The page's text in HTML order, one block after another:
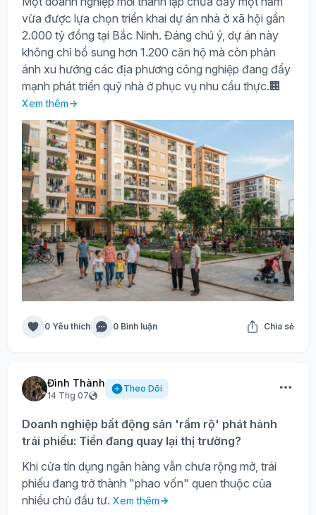
vừa được lựa chọn triển khai dự án nhà ở xã hội gần
2.000 tỷ đồng tại Bắc Ninh. Đáng chú ý, dự án này
không chỉ bổ sung hơn 1.200 căn hộ mà còn phản
ánh xu hướng các địa phương công nghiệp đang đẩy
mạnh phát triển quỹ nhà ở phục vụ nhu cầu thực.🏢
Xem thêm
0 Yêu thích 0 Bình luận Chia sẻ
Đình Thành
14 Thg 07
Theo Dõi
Doanh nghiệp bất động sản 'rầm rộ' phát hành
trái phiếu: Tiền đang quay lại thị trường?
Khi cửa tín dụng ngân hàng vẫn chưa rộng mở, trái
phiếu đang trở thành "phao vốn" quen thuộc của
nhiều chủ đầu tư. Xem thêm